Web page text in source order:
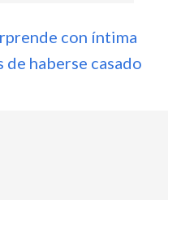
con íntima
de haberse casado